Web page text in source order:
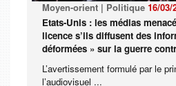
Moyen-orient | Politique 16/03/
Etats-Unis : les médias
licence s’ils diffusent des
déformées » sur la guerre
L’avertissement formulé par le
l’audiovisuel ...